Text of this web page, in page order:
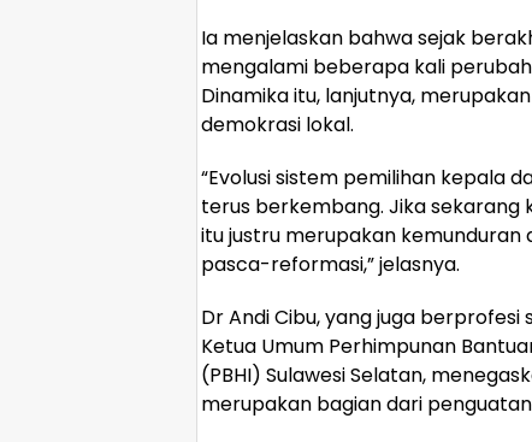
Ia menjelaskan bahwa sejak
mengalami beberapa kali
Dinamika itu, lanjutnya,
demokrasi lokal.
“Evolusi sistem pemilihan kepala
terus berkembang. Jika sekarang
itu justru merupakan kemunduran
pasca-reformasi,” jelasnya.
Dr Andi Cibu, yang juga
Ketua Umum Perhimpunan
(PBHI) Sulawesi Selatan,
merupakan bagian dari